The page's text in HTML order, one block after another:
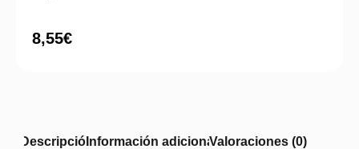
8,55€
DescripciónInformación adicionalValoraciones (0)